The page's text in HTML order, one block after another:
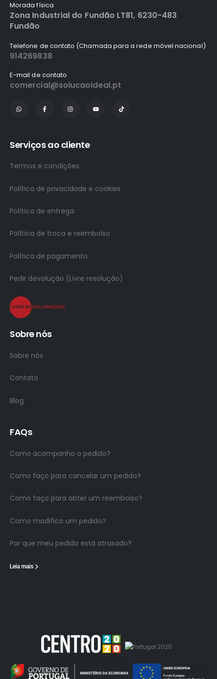
Morada física
Zona Industrial do Fundão LT81, 6230-483
Fundão
Telefone de contato (Chamada para a rede móvel nacional)
914269838
E-mail de contato
comercial@solucaoideal.pt
Serviços ao cliente
Termos e condições
Política de privacidade e cookies
Política de entrega
Política de troca e reembolso
Política de pagamento
Pedir devolução (Livre resolução)
Sobre nós
Sobre nós
Contato
Blog
FAQs
Como acompanho o pedido?
Como faço para cancelar um pedido?
Como faço para obter um reembolso?
Como modifico um pedido?
Por que meu pedido está atrasado?
Leia mais